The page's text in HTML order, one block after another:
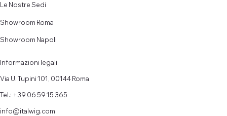
Le Nostre Sedi
Showroom Roma
Showroom Napoli
Informazioni legali
Via U. Tupini 101, 00144 Roma
Tel.: +39 06 59 15 365
info@italwig.com